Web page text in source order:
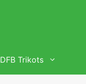
DFB Trikots